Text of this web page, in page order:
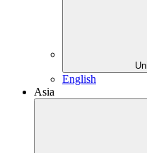
English
Asia